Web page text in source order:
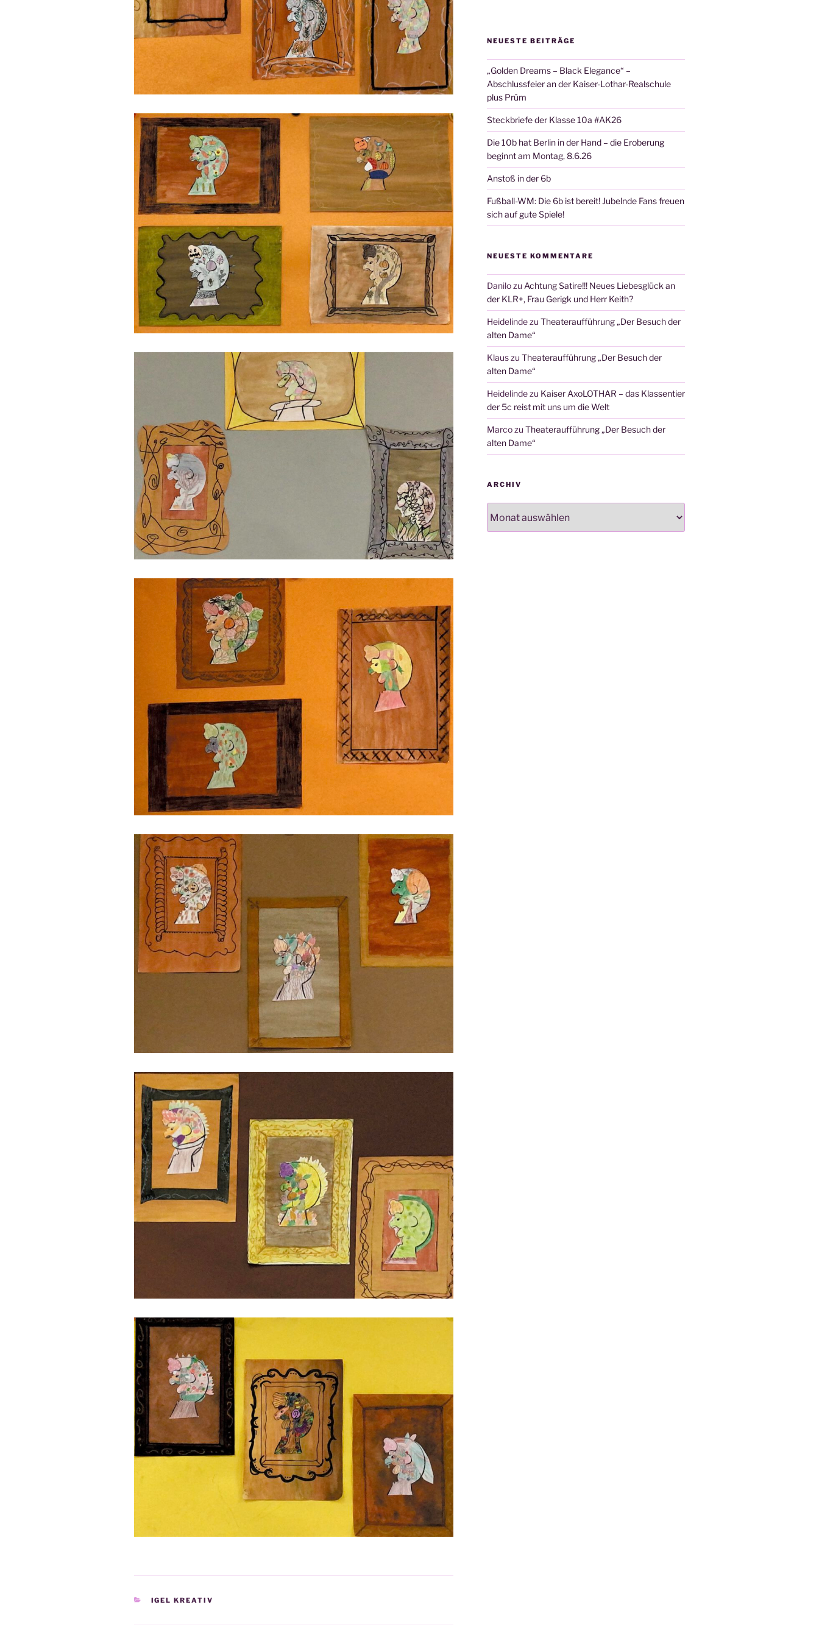
KATEGORIEN
IGEL KREATIV
NEUESTE BEITRÄGE
„Golden Dreams – Black Elegance“ –
Abschlussfeier an der Kaiser-Lothar-Realschule
plus Prüm
Steckbriefe der Klasse 10a #AK26
Die 10b hat Berlin in der Hand – die Eroberung
beginnt am Montag, 8.6.26
Anstoß in der 6b
Fußball-WM: Die 6b ist bereit! Jubelnde Fans freuen
sich auf gute Spiele!
NEUESTE KOMMENTARE
Danilozu Achtung Satire!!! Neues Liebesglück an
der KLR+, Frau Gerigk und Herr Keith?
Heidelindezu Theateraufführung „Der Besuch der
alten Dame“
Klauszu Theateraufführung „Der Besuch der
alten Dame“
Heidelindezu Kaiser AxoLOTHAR – das Klassentier
der 5c reist mit uns um die Welt
Marcozu Theateraufführung „Der Besuch der
alten Dame“
ARCHIV